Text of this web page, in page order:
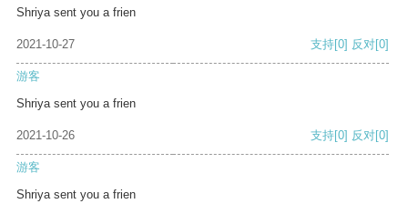
Shriya sent you a frien
2021-10-27 支持[0] 反对[0]
游客
Shriya sent you a frien
2021-10-26 支持[0] 反对[0]
游客
Shriya sent you a frien